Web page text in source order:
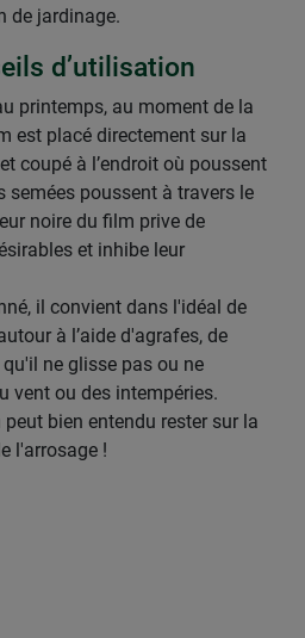
de jardinage.
d’utilisation
printemps, au moment de la
est placé directement sur la
coupé à l’endroit où poussent
semées poussent à travers le
noire du film prive de
et inhibe leur
il convient dans l'idéal de
à l’aide d'agrafes, de
ne glisse pas ou ne
vent ou des intempéries.
bien entendu rester sur la
l'arrosage !